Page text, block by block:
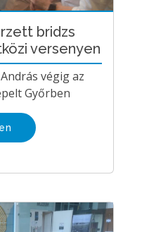
bridzs
versenyen
végig az
Győrben